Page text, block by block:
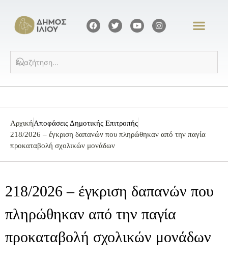
ΑρχικήΑποφάσεις Δημοτικής Επιτροπής
218/2026 – έγκριση δαπανών που πληρώθηκαν από την παγία
προκαταβολή σχολικών μονάδων
218/2026 – έγκριση δαπανών που
πληρώθηκαν από την παγία
προκαταβολή σχολικών μονάδων